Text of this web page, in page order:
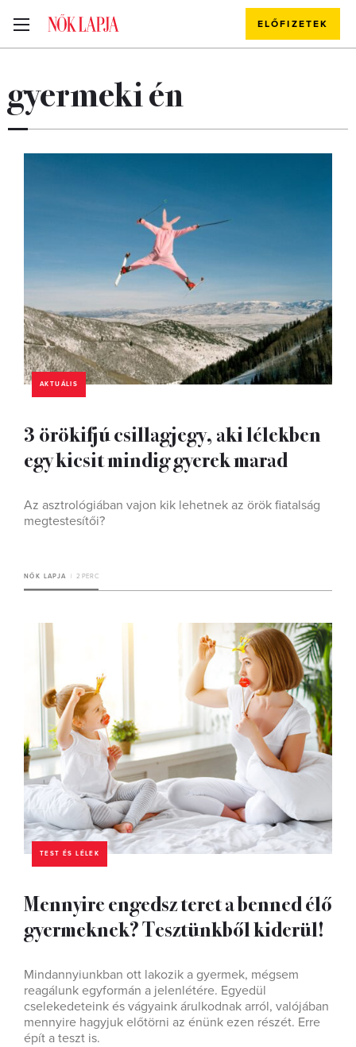
ELŐFIZETEK
gyermeki én
AKTUÁLIS
3 örökifjú csillagjegy, aki lélekben
egy kicsit mindig gyerek marad
Az asztrológiában vajon kik lehetnek az örök fiatalság
megtestesítői?
NŐK LAPJA 2 PERC
TEST ÉS LÉLEK
Mennyire engedsz teret a benned élő
gyermeknek? Tesztünkből kiderül!
Mindannyiunkban ott lakozik a gyermek, mégsem
reagálunk egyformán a jelenlétére. Egyedül
cselekedeteink és vágyaink árulkodnak arról, valójában
mennyire hagyjuk előtörni az énünk ezen részét. Erre
épít a teszt is.